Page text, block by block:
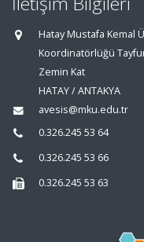
Hatay Mustafa Kemal
Koordinatörlüğü
Zemin Kat
HATAY / ANTAKYA
avesis@mku.edu.tr
0.326.245 53 64
0.326.245 53 66
0.326.245 53 63